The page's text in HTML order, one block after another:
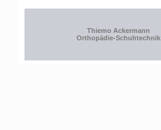
Thiemo Ackermann
Orthopädie-Schuhtechnik